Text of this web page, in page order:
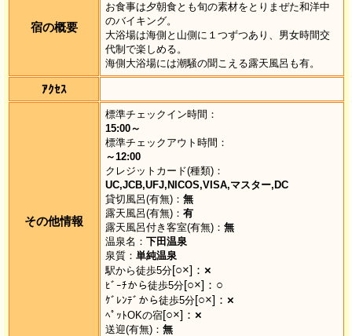
宿の概要
お食事は夕朝食とも旬の素材をとりまぜた和洋中
のバイキング。
大浴場は海側と山側に１つずつあり、男女時間交
代制で楽しめる。
海側大浴場には潮騒の聞こえる露天風呂も有。
ｱｸｾｽ
その他情報
標準チェックイン時間：
15:00～
標準チェックアウト時間：
～12:00
クレジットカード(種類)：
UC,JCB,UFJ,NICOS,VISA,マスター,DC
貸切風呂(有無)： 無
露天風呂(有無)： 有
露天風呂付き客室(有無)： 無
温泉名： 下田温泉
泉質： 単純温泉
駅から徒歩5分[○×]： ×
ﾋﾞｰﾁから徒歩5分[○×]： ○
ｹﾞﾚﾝﾃﾞから徒歩5分[○×]： ×
ﾍﾟｯﾄOKの宿[○×]： ×
送迎(有無)： 無